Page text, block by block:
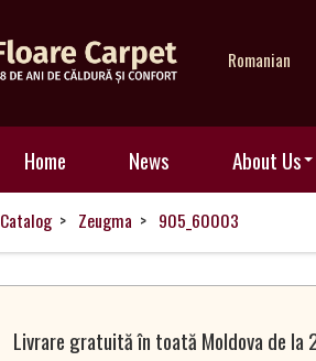
Romanian
Home News About Us
Catalog Zeugma 905_60003
Livrare gratuită în toată Moldova de la